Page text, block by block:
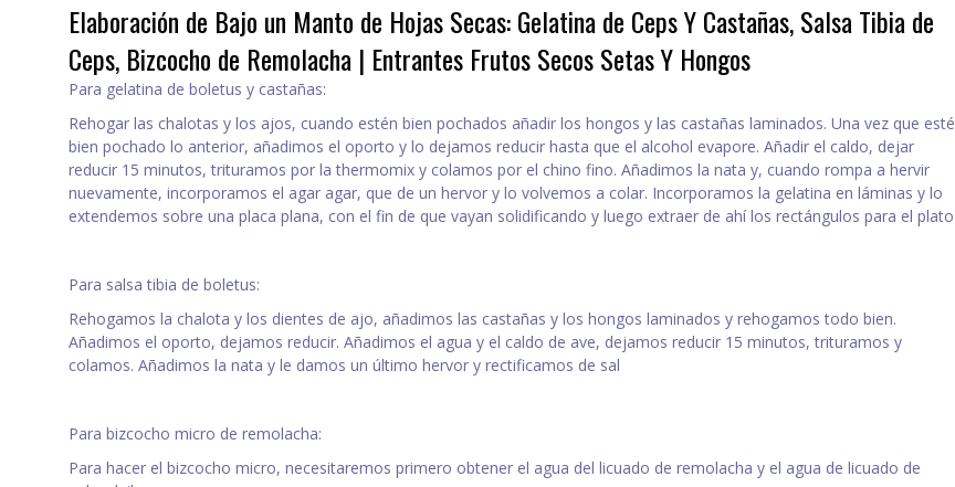
Elaboración de Bajo un Manto de Hojas Secas: Gelatina de Ceps Y Castañas, Salsa Tibia de
Ceps, Bizcocho de Remolacha | Entrantes Frutos Secos Setas Y Hongos
Para gelatina de boletus y castañas:
Rehogar las chalotas y los ajos, cuando estén bien pochados añadir los hongos y las castañas laminados. Una vez que esté
bien pochado lo anterior, añadimos el oporto y lo dejamos reducir hasta que el alcohol evapore. Añadir el caldo, dejar
reducir 15 minutos, trituramos por la thermomix y colamos por el chino fino. Añadimos la nata y, cuando rompa a hervir
nuevamente, incorporamos el agar agar, que de un hervor y lo volvemos a colar. Incorporamos la gelatina en láminas y lo
extendemos sobre una placa plana, con el fin de que vayan solidificando y luego extraer de ahí los rectángulos para el plato
Para salsa tibia de boletus:
Rehogamos la chalota y los dientes de ajo, añadimos las castañas y los hongos laminados y rehogamos todo bien.
Añadimos el oporto, dejamos reducir. Añadimos el agua y el caldo de ave, dejamos reducir 15 minutos, trituramos y
colamos. Añadimos la nata y le damos un último hervor y rectificamos de sal
Para bizcocho micro de remolacha:
Para hacer el bizcocho micro, necesitaremos primero obtener el agua del licuado de remolacha y el agua de licuado de